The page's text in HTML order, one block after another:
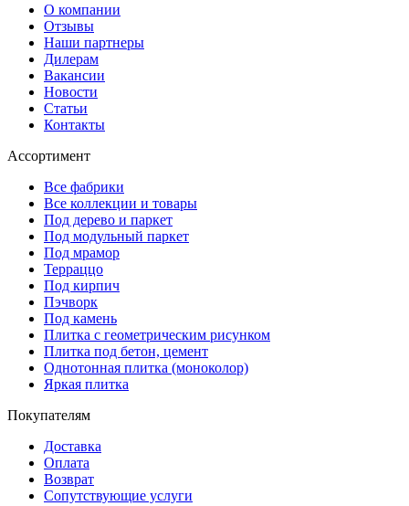
О компании
Отзывы
Наши партнеры
Дилерам
Вакансии
Новости
Статьи
Контакты
Ассортимент
Все фабрики
Все коллекции и товары
Под дерево и паркет
Под модульный паркет
Под мрамор
Терраццо
Под кирпич
Пэчворк
Под камень
Плитка с геометрическим рисунком
Плитка под бетон, цемент
Однотонная плитка (моноколор)
Яркая плитка
Покупателям
Доставка
Оплата
Возврат
Сопутствующие услуги